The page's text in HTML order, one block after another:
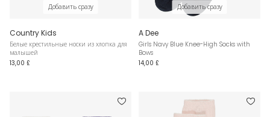
Добавить сразу
Country Kids
Белые крестильные носки из хлопка для
малышей
13,00 £
Добавить сразу
A Dee
Girls Navy Blue Knee-High Socks with
Bows
14,00 £